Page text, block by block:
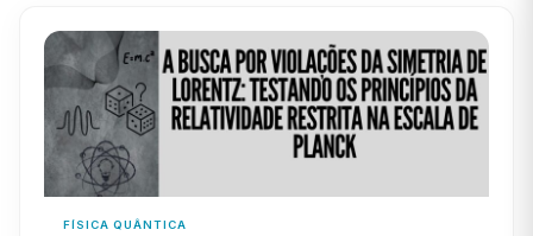
FÍSICA QUÂNTICA